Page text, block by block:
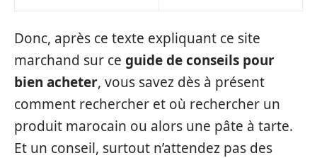
Donc, après ce texte expliquant ce site
marchand sur ce guide de conseils pour
bien acheter, vous savez dès à présent
comment rechercher et où rechercher un
produit marocain ou alors une pâte à tarte.
Et un conseil, surtout n’attendez pas des